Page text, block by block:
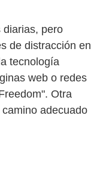
diarias, pero
de distracción en
tecnología
web o redes
Otra
adecuado